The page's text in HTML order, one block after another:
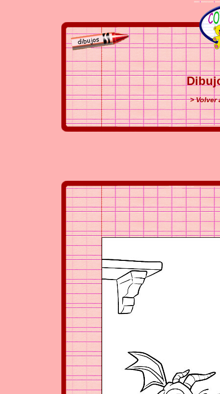
> Volver